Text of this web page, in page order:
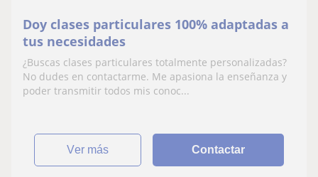
Doy clases particulares 100% adaptadas a
tus necesidades
¿Buscas clases particulares totalmente personalizadas?
No dudes en contactarme. Me apasiona la enseñanza y
poder transmitir todos mis conoc...
ver más Contactar